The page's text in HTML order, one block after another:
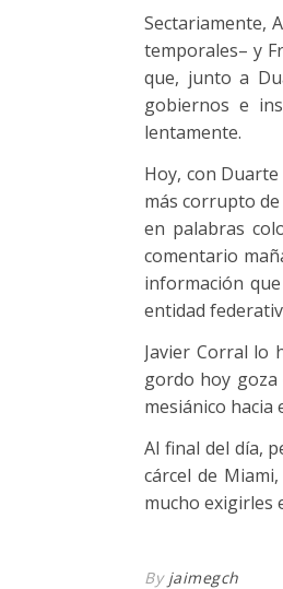
Sectariamente,
temporales– y
que, junto a
gobiernos e
lentamente.
Hoy, con
más corrupto
en palabras
comentario
información
entidad
Javier Corral lo
gordo hoy goza
mesiánico hacia
Al final del día,
cárcel de
mucho exigirles
By jaimegch